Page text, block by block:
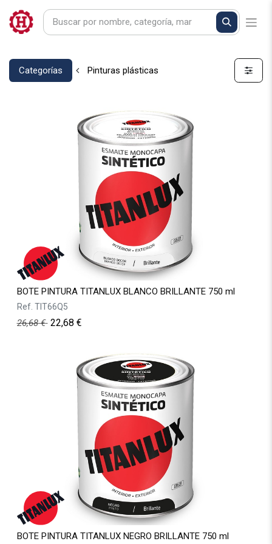
Categorías Pinturas plásticas
BOTE PINTURA TITANLUX BLANCO BRILLANTE 750 ml
Ref. TIT66Q5
26,68€ 22,68 €
BOTE PINTURA TITANLUX NEGRO BRILLANTE 750 ml